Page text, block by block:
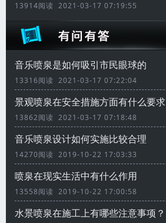
13914阅读 2021-03-17 07:19:55
音乐喷泉是如何吸引市民眼球的
13316阅读 2021-03-17 07:22:04
景观喷泉在安全措施方面有什么要求
13862阅读 2021-03-17 07:18:48
音乐喷泉设计如何实施比较合理
14270阅读 2019-10-22 17:03:33
喷泉在现实生活中有什么作用
13558阅读 2019-10-22 17:00:58
水景喷泉在施工上有哪些注意事项？